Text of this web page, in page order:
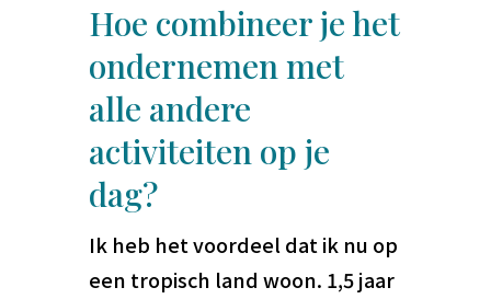
Hoe combineer je het
ondernemen met
alle andere
activiteiten op je
dag?
Ik heb het voordeel dat ik nu op
een tropisch land woon. 1,5 jaar